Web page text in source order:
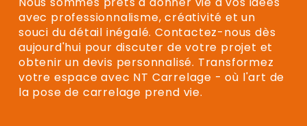
avec professionnalisme, créativité et un
souci du détail inégalé. Contactez-nous dès
aujourd'hui pour discuter de votre projet et
obtenir un devis personnalisé. Transformez
votre espace avec NT Carrelage - où l'art de
la pose de carrelage prend vie.